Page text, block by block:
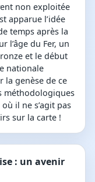
non exploitée
apparue l’idée
temps après la
l’âge du Fer, un
et le début
nationale
la genèse de ce
méthodologiques
il ne s’agit pas
sur la carte !
: un avenir